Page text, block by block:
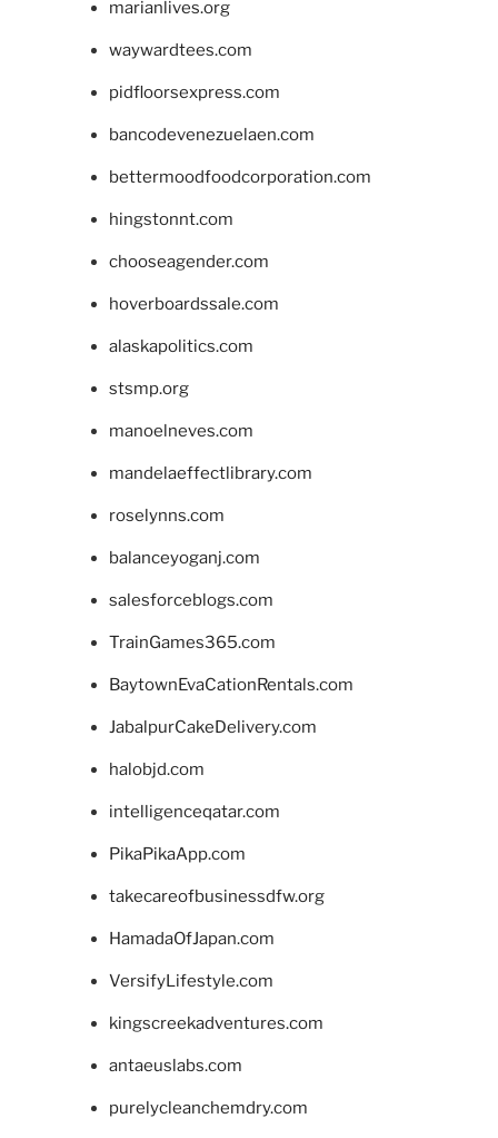
marianlives.org
waywardtees.com
pidfloorsexpress.com
bancodevenezuelaen.com
bettermoodfoodcorporation.com
hingstonnt.com
chooseagender.com
hoverboardssale.com
alaskapolitics.com
stsmp.org
manoelneves.com
mandelaeffectlibrary.com
roselynns.com
balanceyoganj.com
salesforceblogs.com
TrainGames365.com
BaytownEvaCationRentals.com
JabalpurCakeDelivery.com
halobjd.com
intelligenceqatar.com
PikaPikaApp.com
takecareofbusinessdfw.org
HamadaOfJapan.com
VersifyLifestyle.com
kingscreekadventures.com
antaeuslabs.com
purelycleanchemdry.com